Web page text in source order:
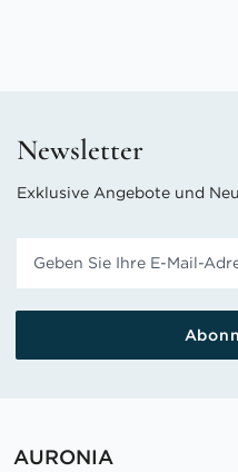
Newsletter
Exklusive Angebote und
AURONIA